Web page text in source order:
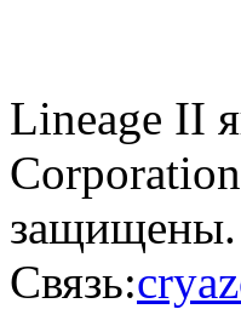
Lineage II
защищены.
Связь: